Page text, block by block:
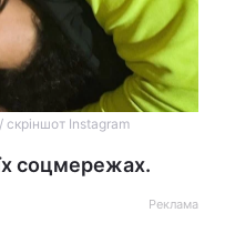
скріншот Instagram
соцмережах.
Реклама